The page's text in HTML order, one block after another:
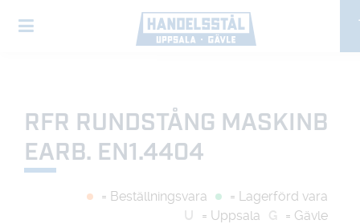
RFR RUNDSTÅNG MASKINB
EARB. EN1.4404
= Beställningsvara
= Lagerförd vara
U
= Uppsala G = Gävle